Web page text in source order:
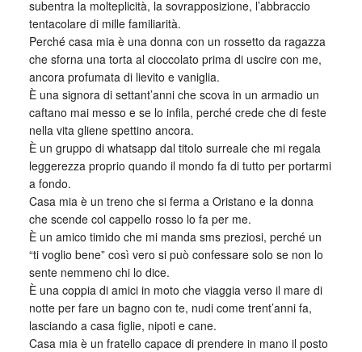
subentra la molteplicità, la sovrapposizione, l’abbraccio
tentacolare di mille familiarità.
Perché casa mia è una donna con un rossetto da ragazza
che sforna una torta al cioccolato prima di uscire con me,
ancora profumata di lievito e vaniglia.
È una signora di settant’anni che scova in un armadio un
caftano mai messo e se lo infila, perché crede che di feste
nella vita gliene spettino ancora.
È un gruppo di whatsapp dal titolo surreale che mi regala
leggerezza proprio quando il mondo fa di tutto per portarmi
a fondo.
Casa mia è un treno che si ferma a Oristano e la donna
che scende col cappello rosso lo fa per me.
È un amico timido che mi manda sms preziosi, perché un
“ti voglio bene” così vero si può confessare solo se non lo
sente nemmeno chi lo dice.
È una coppia di amici in moto che viaggia verso il mare di
notte per fare un bagno con te, nudi come trent’anni fa,
lasciando a casa figlie, nipoti e cane.
Casa mia è un fratello capace di prendere in mano il posto